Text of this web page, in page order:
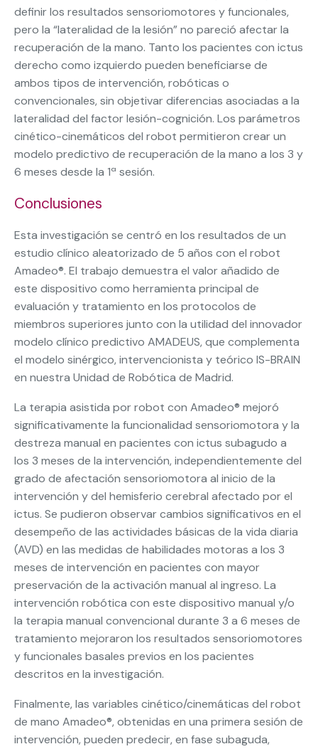
definir los resultados sensoriomotores y funcionales,
pero la “lateralidad de la lesión” no pareció afectar la
recuperación de la mano. Tanto los pacientes con ictus
derecho como izquierdo pueden beneficiarse de
ambos tipos de intervención, robóticas o
convencionales, sin objetivar diferencias asociadas a la
lateralidad del factor lesión-cognición. Los parámetros
cinético-cinemáticos del robot permitieron crear un
modelo predictivo de recuperación de la mano a los 3 y
6 meses desde la 1ª sesión.
Conclusiones
Esta investigación se centró en los resultados de un
estudio clínico aleatorizado de 5 años con el robot
Amadeo®. El trabajo demuestra el valor añadido de
este dispositivo como herramienta principal de
evaluación y tratamiento en los protocolos de
miembros superiores junto con la utilidad del innovador
modelo clínico predictivo AMADEUS, que complementa
el modelo sinérgico, intervencionista y teórico IS-BRAIN
en nuestra Unidad de Robótica de Madrid.
La terapia asistida por robot con Amadeo® mejoró
significativamente la funcionalidad sensoriomotora y la
destreza manual en pacientes con ictus subagudo a
los 3 meses de la intervención, independientemente del
grado de afectación sensoriomotora al inicio de la
intervención y del hemisferio cerebral afectado por el
ictus. Se pudieron observar cambios significativos en el
desempeño de las actividades básicas de la vida diaria
(AVD) en las medidas de habilidades motoras a los 3
meses de intervención en pacientes con mayor
preservación de la activación manual al ingreso. La
intervención robótica con este dispositivo manual y/o
la terapia manual convencional durante 3 a 6 meses de
tratamiento mejoraron los resultados sensoriomotores
y funcionales basales previos en los pacientes
descritos en la investigación.
Finalmente, las variables cinético/cinemáticas del robot
de mano Amadeo®, obtenidas en una primera sesión de
intervención, pueden predecir, en fase subaguda,